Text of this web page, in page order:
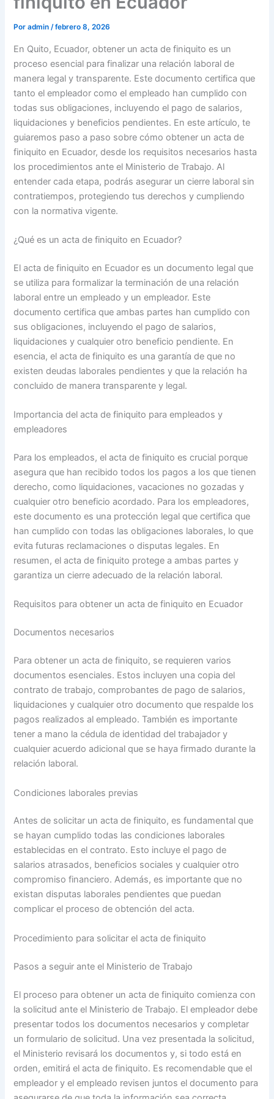
Poradmin/febrero 8, 2026
En Quito, Ecuador, obtener un acta de finiquito es un
proceso esencial para finalizar una relación laboral de
manera legal y transparente. Este documento certifica que
tanto el empleador como el empleado han cumplido con
todas sus obligaciones, incluyendo el pago de salarios,
liquidaciones y beneficios pendientes. En este artículo, te
guiaremos paso a paso sobre cómo obtener un acta de
finiquito en Ecuador, desde los requisitos necesarios hasta
los procedimientos ante el Ministerio de Trabajo. Al
entender cada etapa, podrás asegurar un cierre laboral sin
contratiempos, protegiendo tus derechos y cumpliendo
con la normativa vigente.
¿Qué es un acta de finiquito en Ecuador?
El acta de finiquito en Ecuador es un documento legal que
se utiliza para formalizar la terminación de una relación
laboral entre un empleado y un empleador. Este
documento certifica que ambas partes han cumplido con
sus obligaciones, incluyendo el pago de salarios,
liquidaciones y cualquier otro beneficio pendiente. En
esencia, el acta de finiquito es una garantía de que no
existen deudas laborales pendientes y que la relación ha
concluido de manera transparente y legal.
Importancia del acta de finiquito para empleados y
empleadores
Para los empleados, el acta de finiquito es crucial porque
asegura que han recibido todos los pagos a los que tienen
derecho, como liquidaciones, vacaciones no gozadas y
cualquier otro beneficio acordado. Para los empleadores,
este documento es una protección legal que certifica que
han cumplido con todas las obligaciones laborales, lo que
evita futuras reclamaciones o disputas legales. En
resumen, el acta de finiquito protege a ambas partes y
garantiza un cierre adecuado de la relación laboral.
Requisitos para obtener un acta de finiquito en Ecuador
Documentos necesarios
Para obtener un acta de finiquito, se requieren varios
documentos esenciales. Estos incluyen una copia del
contrato de trabajo, comprobantes de pago de salarios,
liquidaciones y cualquier otro documento que respalde los
pagos realizados al empleado. También es importante
tener a mano la cédula de identidad del trabajador y
cualquier acuerdo adicional que se haya firmado durante la
relación laboral.
Condiciones laborales previas
Antes de solicitar un acta de finiquito, es fundamental que
se hayan cumplido todas las condiciones laborales
establecidas en el contrato. Esto incluye el pago de
salarios atrasados, beneficios sociales y cualquier otro
compromiso financiero. Además, es importante que no
existan disputas laborales pendientes que puedan
complicar el proceso de obtención del acta.
Procedimiento para solicitar el acta de finiquito
Pasos a seguir ante el Ministerio de Trabajo
El proceso para obtener un acta de finiquito comienza con
la solicitud ante el Ministerio de Trabajo. El empleador debe
presentar todos los documentos necesarios y completar
un formulario de solicitud. Una vez presentada la solicitud,
el Ministerio revisará los documentos y, si todo está en
orden, emitirá el acta de finiquito. Es recomendable que el
empleador y el empleado revisen juntos el documento para